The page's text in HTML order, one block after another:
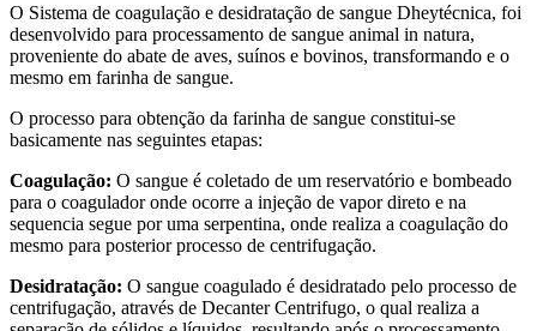
O Sistema de coagulação e desidratação de sangue Dheytécnica, foi
desenvolvido para processamento de sangue animal in natura,
proveniente do abate de aves, suínos e bovinos, transformando e o
mesmo em farinha de sangue.
O processo para obtenção da farinha de sangue constitui-se
basicamente nas seguintes etapas:
Coagulação: O sangue é coletado de um reservatório e bombeado
para o coagulador onde ocorre a injeção de vapor direto e na
sequencia segue por uma serpentina, onde realiza a coagulação do
mesmo para posterior processo de centrifugação.
Desidratação: O sangue coagulado é desidratado pelo processo de
centrifugação, através de Decanter Centrifugo, o qual realiza a